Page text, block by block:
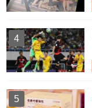
4
5